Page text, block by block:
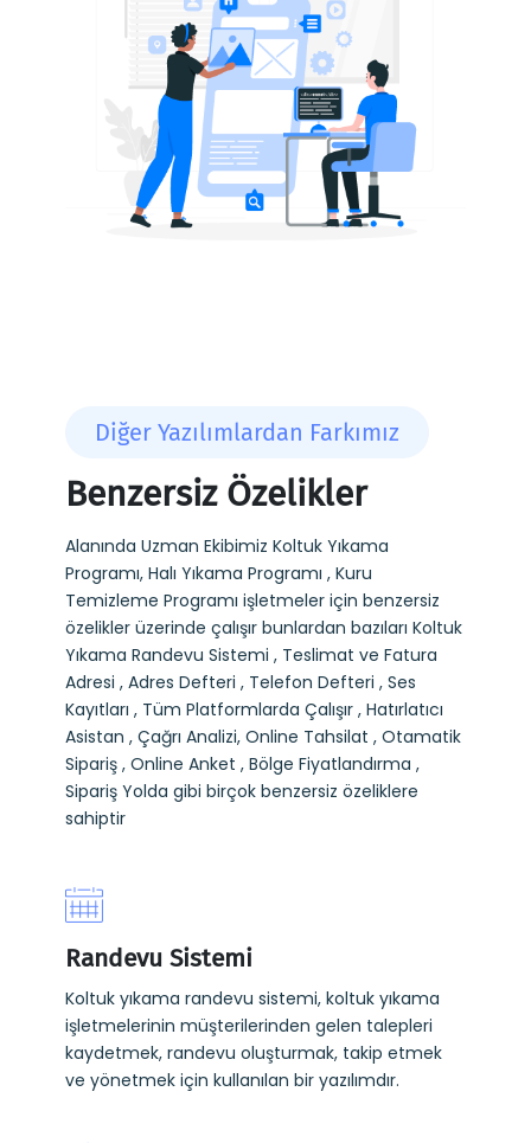
Diğer Yazılımlardan Farkımız
Benzersiz Özelikler
Alanında Uzman Ekibimiz Koltuk Yıkama
Programı, Halı Yıkama Programı , Kuru
Temizleme Programı işletmeler için benzersiz
özelikler üzerinde çalışır bunlardan bazıları Koltuk
Yıkama Randevu Sistemi , Teslimat ve Fatura
Adresi , Adres Defteri , Telefon Defteri , Ses
Kayıtları , Tüm Platformlarda Çalışır , Hatırlatıcı
Asistan , Çağrı Analizi, Online Tahsilat , Otamatik
Sipariş , Online Anket , Bölge Fiyatlandırma ,
Sipariş Yolda gibi birçok benzersiz özeliklere
sahiptir
Randevu Sistemi
Koltuk yıkama randevu sistemi, koltuk yıkama
işletmelerinin müşterilerinden gelen talepleri
kaydetmek, randevu oluşturmak, takip etmek
ve yönetmek için kullanılan bir yazılımdır.